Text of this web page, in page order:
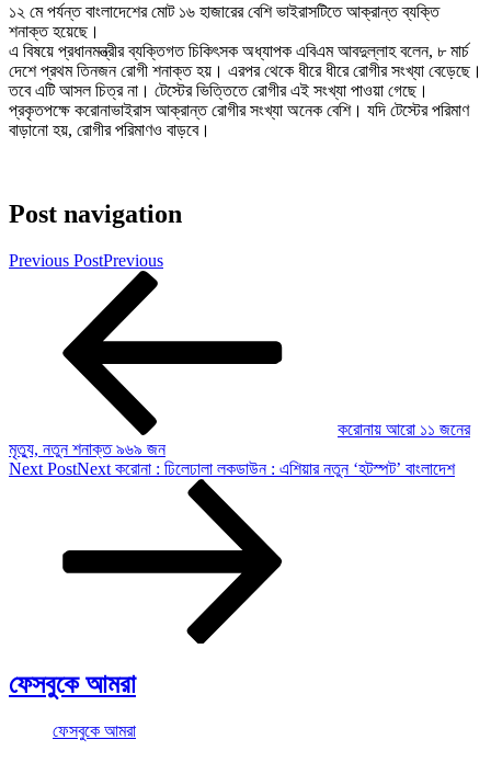
১২ মে পর্যন্ত বাংলাদেশের মোট ১৬ হাজারের বেশি ভাইরাসটিতে আক্রান্ত ব্যক্তি
শনাক্ত হয়েছে।
এ বিষয়ে প্রধানমন্ত্রীর ব্যক্তিগত চিকিৎসক অধ্যাপক এবিএম আবদুল্লাহ বলেন, ৮ মার্চ
দেশে প্রথম তিনজন রোগী শনাক্ত হয়। এরপর থেকে ধীরে ধীরে রোগীর সংখ্যা বেড়েছে।
তবে এটি আসল চিত্র না। টেস্টের ভিত্তিতে রোগীর এই সংখ্যা পাওয়া গেছে।
প্রকৃতপক্ষে করোনাভাইরাস আক্রান্ত রোগীর সংখ্যা অনেক বেশি। যদি টেস্টের পরিমাণ
বাড়ানো হয়, রোগীর পরিমাণও বাড়বে।
Post navigation
Previous PostPrevious
করোনায় আরো ১১ জনের
মৃত্যু, নতুন শনাক্ত ৯৬৯ জন
Next PostNext করোনা : ঢিলেঢালা লকডাউন : এশিয়ার নতুন ‘হটস্পট’ বাংলাদেশ
ফেসবুকে আমরা
ফেসবুকে আমরা